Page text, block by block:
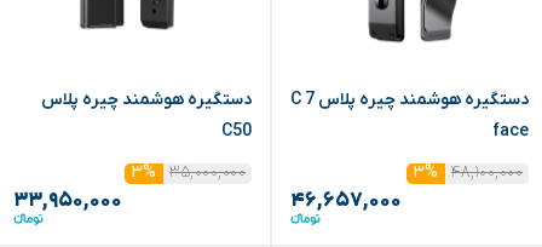
دستگیره هوشمند چیره پلاس C 7
face
۴۸,۱۰۰,۰۰۰
۳%
۴۶,۶۵۷,۰۰۰
‏دستگیره هوشمند چیره پلاس
C50
۳۵,۰۰۰,۰۰۰
۳%
۳۳,۹۵۰,۰۰۰